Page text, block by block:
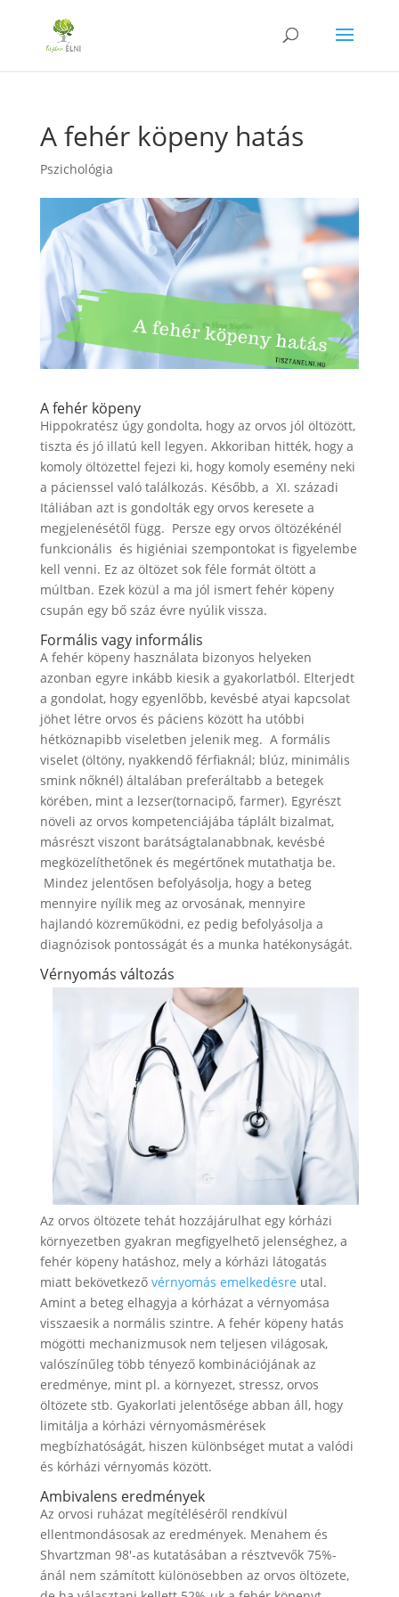
A fehér köpeny hatás
Pszichológia
A fehér köpeny
Hippokratész úgy gondolta, hogy az orvos jól öltözött,
tiszta és jó illatú kell legyen. Akkoriban hitték, hogy a
komoly öltözettel fejezi ki, hogy komoly esemény neki
a pácienssel való találkozás. Később, a XI. századi
Itáliában azt is gondolták egy orvos keresete a
megjelenésétől függ. Persze egy orvos öltözékénél
funkcionális és higiéniai szempontokat is figyelembe
kell venni. Ez az öltözet sok féle formát öltött a
múltban. Ezek közül a ma jól ismert fehér köpeny
csupán egy bő száz évre nyúlik vissza.
Formális vagy informális
A fehér köpeny használata bizonyos helyeken
azonban egyre inkább kiesik a gyakorlatból. Elterjedt
a gondolat, hogy egyenlőbb, kevésbé atyai kapcsolat
jöhet létre orvos és páciens között ha utóbbi
hétköznapibb viseletben jelenik meg. A formális
viselet (öltöny, nyakkendő férfiaknál; blúz, minimális
smink nőknél) általában preferáltabb a betegek
körében, mint a lezser(tornacipő, farmer). Egyrészt
növeli az orvos kompetenciájába táplált bizalmat,
másrészt viszont barátságtalanabbnak, kevésbé
megközelíthetőnek és megértőnek mutathatja be.
Mindez jelentősen befolyásolja, hogy a beteg
mennyire nyílik meg az orvosának, mennyire
hajlandó közreműködni, ez pedig befolyásolja a
diagnózisok pontosságát és a munka hatékonyságát.
Vérnyomás változás
Az orvos öltözete tehát hozzájárulhat egy kórházi
környezetben gyakran megfigyelhető jelenséghez, a
fehér köpeny hatáshoz, mely a kórházi látogatás
miatt bekövetkező vérnyomás emelkedésre utal.
Amint a beteg elhagyja a kórházat a vérnyomása
visszaesik a normális szintre. A fehér köpeny hatás
mögötti mechanizmusok nem teljesen világosak,
valószínűleg több tényező kombinációjának az
eredménye, mint pl. a környezet, stressz, orvos
öltözete stb. Gyakorlati jelentősége abban áll, hogy
limitálja a kórházi vérnyomásmérések
megbízhatóságát, hiszen különbséget mutat a valódi
és kórházi vérnyomás között.
Ambivalens eredmények
Az orvosi ruházat megítéléséről rendkívül
ellentmondásosak az eredmények. Menahem és
Shvartzman 98′-as kutatásában a résztvevők 75%-
ánál nem számított különösebben az orvos öltözete,